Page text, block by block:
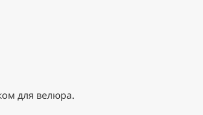
для велюра.